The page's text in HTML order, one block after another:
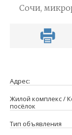
Сочи,
Адрес:
Жилой комплекс /
посёлок
Тип объявления